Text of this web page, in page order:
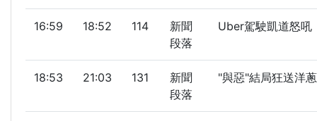
16:59 18:52 114
新聞
段落
Uber駕駛凱道怒
18:53 21:03 131
新聞
段落
"與惡"結局狂送洋